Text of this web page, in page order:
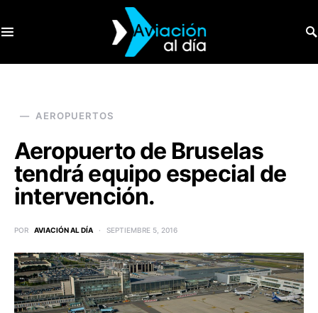
AEROPUERTOS
Aeropuerto de Bruselas
tendrá equipo especial de
intervención.
POR AVIACIÓN AL DÍA SEPTIEMBRE 5, 2016